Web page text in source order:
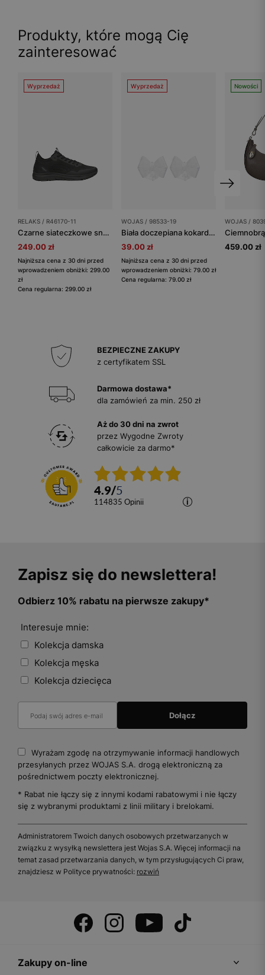
Produkty, które mogą Cię
zainteresować
Wyprzedaż
RELAKS / R46170-11
Czarne siateczkowe sneakersy RELAKS
249.00 zł
Najniższa cena z 30 dni przed
wprowadzeniem obniżki: 299.00
zł
Cena regularna: 299.00 zł
Wyprzedaż
WOJAS / 98533-19
Biała doczepiana kokarda do butów
39.00 zł
Najniższa cena z 30 dni przed
wprowadzeniem obniżki: 79.00 zł
Cena regularna: 79.00 zł
Nowości
WOJAS /
459.00 zł
BEZPIECZNE ZAKUPY
z certyfikatem SSL
Darmowa dostawa*
dla zamówień za min. 250 zł
Aż do 30 dni na zwrot
przez Wygodne Zwroty
całkowicie za darmo*
4.9/5
114835 opinii
Zapisz się do newslettera!
Odbierz 10% rabatu na pierwsze zakupy*
Interesuje mnie:
Kolekcja damska
Kolekcja męska
Kolekcja dziecięca
Wyrażam zgodę na otrzymywanie informacji handlowych
przesyłanych przez WOJAS S.A. drogą elektroniczną za
pośrednictwem poczty elektronicznej.
* Rabat nie łączy się z innymi kodami rabatowymi i nie łączy
się z wybranymi produktami z linii military i brelokami.
Administratorem Twoich danych osobowych przetwarzanych w
związku z wysyłką newslettera jest Wojas S.A. Więcej informacji na
temat zasad przetwarzania danych, w tym przysługujących Ci praw,
znajdziesz w Polityce prywatności: rozwiń
Zakupy on-line